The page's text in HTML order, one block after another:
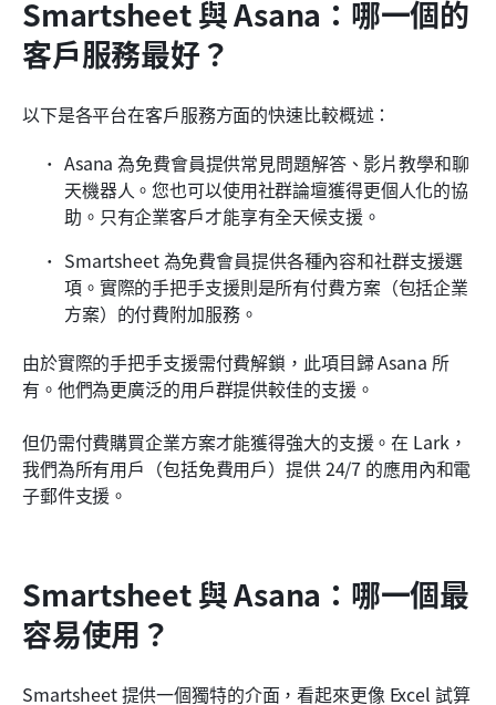
Smartsheet 與 Asana：哪一個的
客戶服務最好？
以下是各平台在客戶服務方面的快速比較概述：
Asana 為免費會員提供常見問題解答、影片教學和聊
天機器人。您也可以使用社群論壇獲得更個人化的協
助。只有企業客戶才能享有全天候支援。
Smartsheet 為免費會員提供各種內容和社群支援選
項。實際的手把手支援則是所有付費方案（包括企業
方案）的付費附加服務。
由於實際的手把手支援需付費解鎖，此項目歸 Asana 所
有。他們為更廣泛的用戶群提供較佳的支援。
但仍需付費購買企業方案才能獲得強大的支援。在 Lark，
我們為所有用戶（包括免費用戶）提供 24/7 的應用內和電
子郵件支援。
Smartsheet 與 Asana：哪一個最
容易使用？
Smartsheet 提供一個獨特的介面，看起來更像 Excel 試算